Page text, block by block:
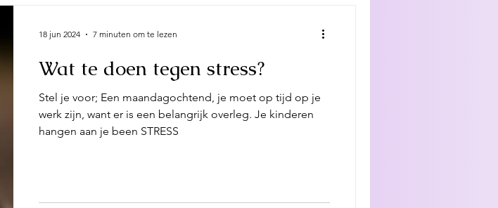
Wat te doen tegen stress?
Stel je voor; Een maandagochtend, je moet op tijd op je
werk zijn, want er is een belangrijk overleg. Je kinderen
hangen aan je been STRESS
18 jun 2024 7 minuten om te lezen